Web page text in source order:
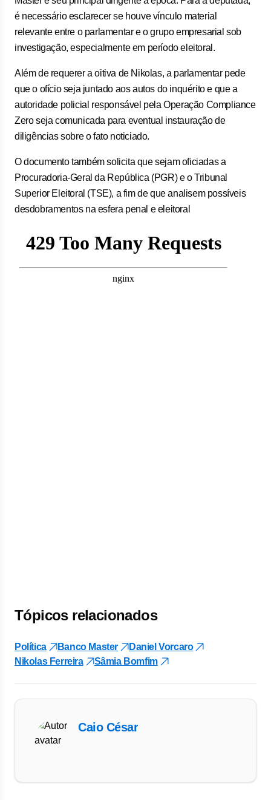
é necessário esclarecer se houve vínculo material
relevante entre o parlamentar e o grupo empresarial sob
investigação, especialmente em período eleitoral.
Além de requerer a oitiva de Nikolas, a parlamentar pede
que o ofício seja juntado aos autos do inquérito e que a
autoridade policial responsável pela Operação Compliance
Zero seja comunicada para eventual instauração de
diligências sobre o fato noticiado.
O documento também solicita que sejam oficiadas a
Procuradoria-Geral da República (PGR) e o Tribunal
Superior Eleitoral (TSE), a fim de que analisem possíveis
desdobramentos na esfera penal e eleitoral
Tópicos relacionados
Política Banco Master
Daniel Vorcaro
Nikolas Ferreira
Sâmia Bomfim
Caio César